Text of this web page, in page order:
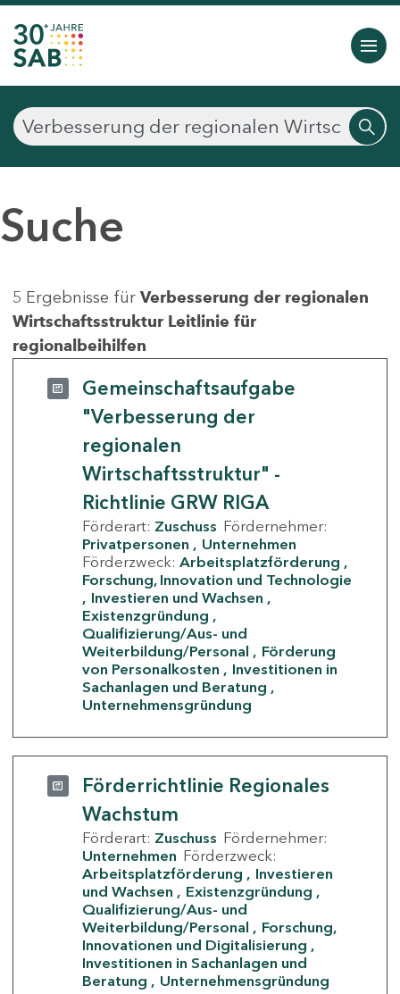
Suche
5 Ergebnisse für Verbesserung der regionalen
Wirtschaftsstruktur Leitlinie für
regionalbeihilfen
Gemeinschaftsaufgabe
"Verbesserung der
regionalen
Wirtschaftsstruktur" -
Richtlinie GRW RIGA
Förderart: Zuschuss Fördernehmer:
Privatpersonen
Unternehmen
Förderzweck: Arbeitsplatzförderung
Forschung, Innovation und Technologie
Investieren und Wachsen
Existenzgründung
Qualifizierung/Aus- und
Weiterbildung/Personal
Förderung
von Personalkosten
Investitionen in
Sachanlagen und Beratung
Unternehmensgründung
Förderrichtlinie Regionales
Wachstum
Förderart: Zuschuss Fördernehmer:
Unternehmen Förderzweck:
Arbeitsplatzförderung
Investieren
und Wachsen
Existenzgründung
Qualifizierung/Aus- und
Weiterbildung/Personal
Forschung,
Innovationen und Digitalisierung
Investitionen in Sachanlagen und
Beratung
Unternehmensgründung